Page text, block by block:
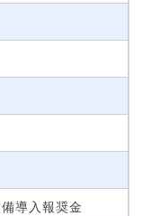
導入報奨金